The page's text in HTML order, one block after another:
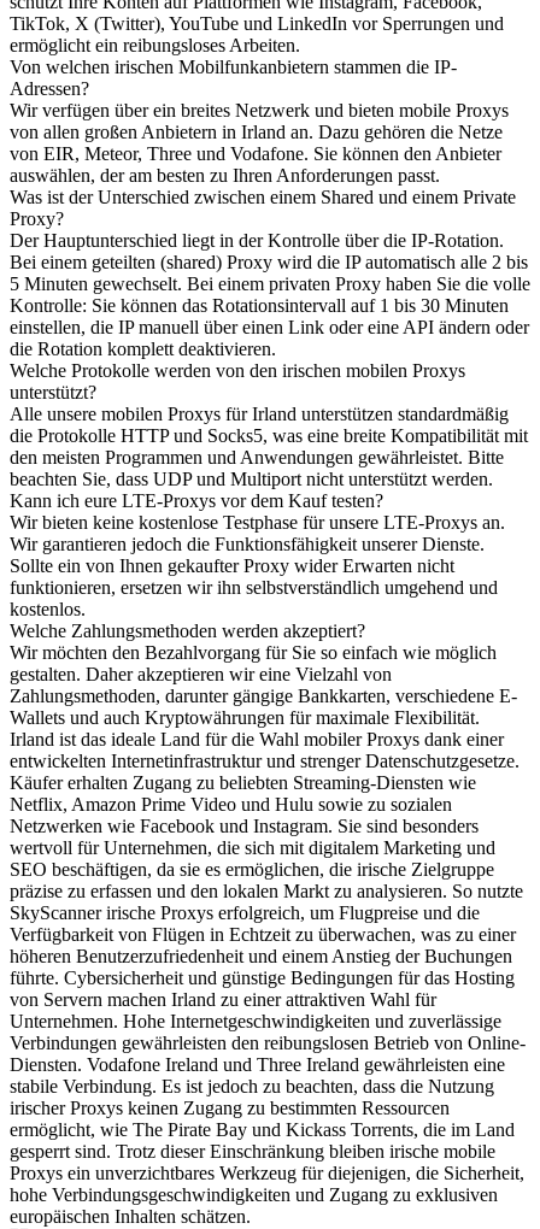
TikTok, X (Twitter), YouTube und LinkedIn vor Sperrungen und
ermöglicht ein reibungsloses Arbeiten.
Von welchen irischen Mobilfunkanbietern stammen die IP-
Adressen?
Wir verfügen über ein breites Netzwerk und bieten mobile Proxys
von allen großen Anbietern in Irland an. Dazu gehören die Netze
von EIR, Meteor, Three und Vodafone. Sie können den Anbieter
auswählen, der am besten zu Ihren Anforderungen passt.
Was ist der Unterschied zwischen einem Shared und einem Private
Proxy?
Der Hauptunterschied liegt in der Kontrolle über die IP-Rotation.
Bei einem geteilten (shared) Proxy wird die IP automatisch alle 2 bis
5 Minuten gewechselt. Bei einem privaten Proxy haben Sie die volle
Kontrolle: Sie können das Rotationsintervall auf 1 bis 30 Minuten
einstellen, die IP manuell über einen Link oder eine API ändern oder
die Rotation komplett deaktivieren.
Welche Protokolle werden von den irischen mobilen Proxys
unterstützt?
Alle unsere mobilen Proxys für Irland unterstützen standardmäßig
die Protokolle HTTP und Socks5, was eine breite Kompatibilität mit
den meisten Programmen und Anwendungen gewährleistet. Bitte
beachten Sie, dass UDP und Multiport nicht unterstützt werden.
Kann ich eure LTE-Proxys vor dem Kauf testen?
Wir bieten keine kostenlose Testphase für unsere LTE-Proxys an.
Wir garantieren jedoch die Funktionsfähigkeit unserer Dienste.
Sollte ein von Ihnen gekaufter Proxy wider Erwarten nicht
funktionieren, ersetzen wir ihn selbstverständlich umgehend und
kostenlos.
Welche Zahlungsmethoden werden akzeptiert?
Wir möchten den Bezahlvorgang für Sie so einfach wie möglich
gestalten. Daher akzeptieren wir eine Vielzahl von
Zahlungsmethoden, darunter gängige Bankkarten, verschiedene E-
Wallets und auch Kryptowährungen für maximale Flexibilität.
Irland ist das ideale Land für die Wahl mobiler Proxys dank einer
entwickelten Internetinfrastruktur und strenger Datenschutzgesetze.
Käufer erhalten Zugang zu beliebten Streaming-Diensten wie
Netflix, Amazon Prime Video und Hulu sowie zu sozialen
Netzwerken wie Facebook und Instagram. Sie sind besonders
wertvoll für Unternehmen, die sich mit digitalem Marketing und
SEO beschäftigen, da sie es ermöglichen, die irische Zielgruppe
präzise zu erfassen und den lokalen Markt zu analysieren. So nutzte
SkyScanner irische Proxys erfolgreich, um Flugpreise und die
Verfügbarkeit von Flügen in Echtzeit zu überwachen, was zu einer
höheren Benutzerzufriedenheit und einem Anstieg der Buchungen
führte. Cybersicherheit und günstige Bedingungen für das Hosting
von Servern machen Irland zu einer attraktiven Wahl für
Unternehmen. Hohe Internetgeschwindigkeiten und zuverlässige
Verbindungen gewährleisten den reibungslosen Betrieb von Online-
Diensten. Vodafone Ireland und Three Ireland gewährleisten eine
stabile Verbindung. Es ist jedoch zu beachten, dass die Nutzung
irischer Proxys keinen Zugang zu bestimmten Ressourcen
ermöglicht, wie The Pirate Bay und Kickass Torrents, die im Land
gesperrt sind. Trotz dieser Einschränkung bleiben irische mobile
Proxys ein unverzichtbares Werkzeug für diejenigen, die Sicherheit,
hohe Verbindungsgeschwindigkeiten und Zugang zu exklusiven
europäischen Inhalten schätzen.